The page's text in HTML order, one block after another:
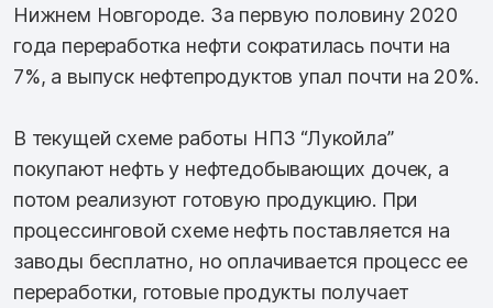
Нижнем Новгороде. За первую половину 2020
года переработка нефти сократилась почти на
7%, а выпуск нефтепродуктов упал почти на 20%.
В текущей схеме работы НПЗ “Лукойла”
покупают нефть у нефтедобывающих дочек, а
потом реализуют готовую продукцию. При
процессинговой схеме нефть поставляется на
заводы бесплатно, но оплачивается процесс ее
переработки, готовые продукты получает